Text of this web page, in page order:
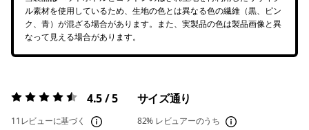
ル素材を使用しているため、生地の色とは異なる色の繊維（黒、ピン
ク、青）が混ざる場合があります。また、実製品の色は製品画像と異
なって見える場合があります。
評価:4.5 / 5 4.5 / 5
11レビューに基づく
サイズ通り
82% レビュアーのうち